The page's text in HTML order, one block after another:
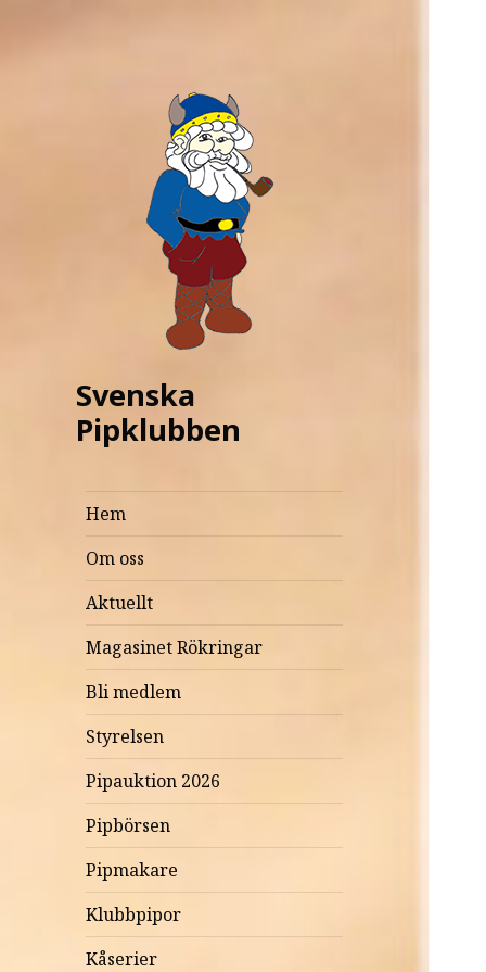
Svenska
Pipklubben
Hem
Om oss
Aktuellt
Magasinet Rökringar
Bli medlem
Styrelsen
Pipauktion 2026
Pipbörsen
Pipmakare
Klubbpipor
Kåserier